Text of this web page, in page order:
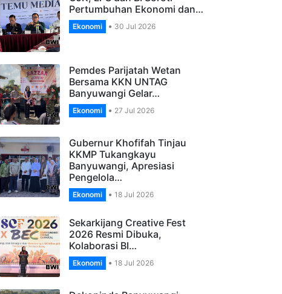
KESEHATAN
OJK, LPS dan BI Soroti
Pemdes Parijatah Wetan
Bersama KKN UNTAG
Ekonomi 27 Jul 2026
Gubernur Khofifah Tinjau
KKMP Tukangkayu
Banyuwangi, Apresiasi
Ekonomi 18 Jul 2026
Sekarkijang Creative Fest
2026 Resmi Dibuka,